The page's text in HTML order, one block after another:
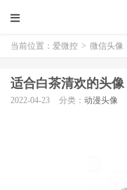
当前位置： 爱微控 > 微信头像
适合白茶清欢的头像
2022-04-23 分类： 动漫头像